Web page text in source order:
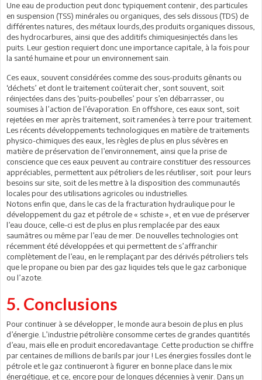
Une eau de production peut donc typiquement contenir, des particules
en suspension (TSS) minérales ou organiques, des sels dissous (TDS) de
différentes natures, des métaux lourds,des produits organiques dissous,
des hydrocarbures, ainsi que des additifs chimiquesinjectés dans les
puits. Leur gestion requiert donc une importance capitale, à la fois pour
la santé humaine et pour un environnement sain.
Ces eaux, souvent considérées comme des sous-produits gênants ou
‘déchets’ et dont le traitement coûterait cher, sont souvent, soit
réinjectées dans des ‘puits-poubelles’ pour s’en débarrasser, ou
soumises à l’action de l’évaporation. En offshore, ces eaux sont, soit
rejetées en mer après traitement, soit ramenées à terre pour traitement.
Les récents développements technologiques en matière de traitements
physico-chimiques des eaux, les règles de plus en plus sévères en
matière de préservation de l’environnement, ainsi que la prise de
conscience que ces eaux peuvent au contraire constituer des ressources
appréciables, permettent aux pétroliers de les réutiliser, soit pour leurs
besoins sur site, soit de les mettre à la disposition des communautés
locales pour des utilisations agricoles ou industrielles.
Notons enfin que, dans le cas de la fracturation hydraulique pour le
développement du gaz et pétrole de « schiste », et en vue de préserver
l’eau douce, celle-ci est de plus en plus remplacée par des eaux
saumâtres ou même par l’eau de mer. De nouvelles technologies ont
récemment été développées et qui permettent de s’affranchir
complètement de l’eau, en le remplaçant par des dérivés pétroliers tels
que le propane ou bien par des gaz liquides tels que le gaz carbonique
ou l’azote.
5. Conclusions
Pour continuer à se développer, le monde aura besoin de plus en plus
d’énergie. L’industrie pétrolière consomme certes de grandes quantités
d’eau, mais elle en produit encoredavantage. Cette production se chiffre
par centaines de millions de barils par jour ! Les énergies fossiles dont le
pétrole et le gaz continueront à figurer en bonne place dans le mix
énergétique, et ce, encore pour de longues décennies à venir. Dans un